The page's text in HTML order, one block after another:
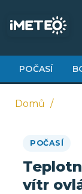
obsahu
POČASÍ
navigace
Domů
POČASÍ
vítr